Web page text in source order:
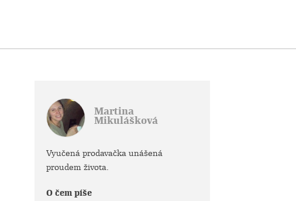
Martina
Mikulášková
Vyučená prodavačka unášená
proudem života.
O čem píše